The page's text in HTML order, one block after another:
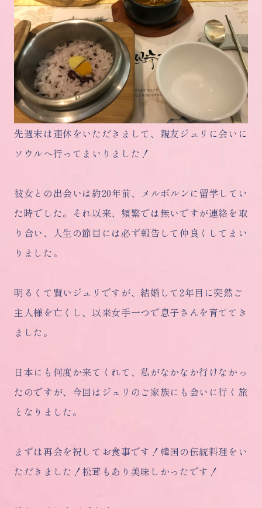
先週末は連休をいただきまして、親友ジュリに会いに
ソウルへ行ってまいりました！
彼女との出会いは約20年前、メルボルンに留学してい
た時でした。それ以来、頻繁では無いですが連絡を取
り合い、人生の節目には必ず報告して仲良くしてまい
りました。
明るくて賢いジュリですが、結婚して2年目に突然ご
主人様を亡くし、以来女手一つで息子さんを育ててき
ました。
日本にも何度か来てくれて、私がなかなか行けなかっ
たのですが、今回はジュリのご家族にも会いに行く旅
となりました。
まずは再会を祝してお食事です！韓国の伝統料理をい
ただきました！松茸もあり美味しかったです！